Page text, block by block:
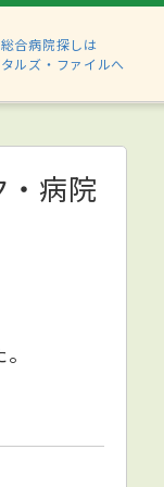
合病院探しは
ルズ・ファイルへ
・病院